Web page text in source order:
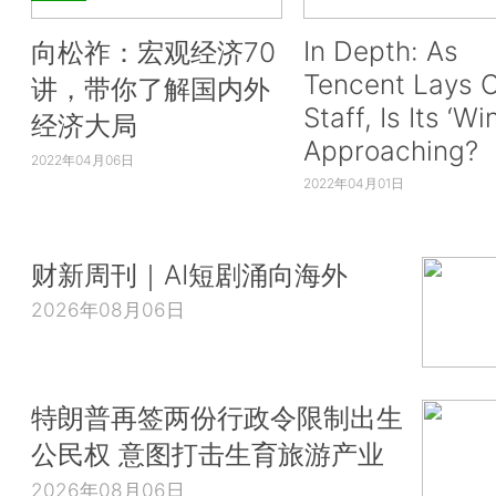
向松祚：宏观经济70
讲，带你了解国内外
经济大局
2022年04月06日
In Depth: As
Tencent Lays
Staff, Is Its
Approaching?
2022年04月01日
财新周刊｜AI短剧涌向海外
2026年08月06日
特朗普再签两份行政令限制出生
公民权 意图打击生育旅游产业
2026年08月06日